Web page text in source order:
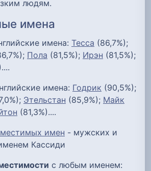
людям.
имена
имена: Тесса (86,7%);
Пола (81,5%); Ирэн (81,5%);
имена: Годрик (90,5%);
Этельстан (85,9%); Майк
(81,3%)....
имен - мужских и
Кассиди
с любым именем: